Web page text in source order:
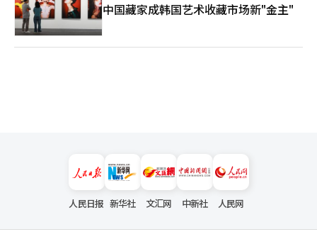
中国藏家成韩国艺术收藏市场新"金主"
人民日报 新华社 文汇网 中新社 人民网